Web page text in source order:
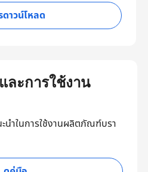
ดาวน์โหลด
ละการใช้งาน
นำในการใช้งานผลิตภัณฑ์บรา